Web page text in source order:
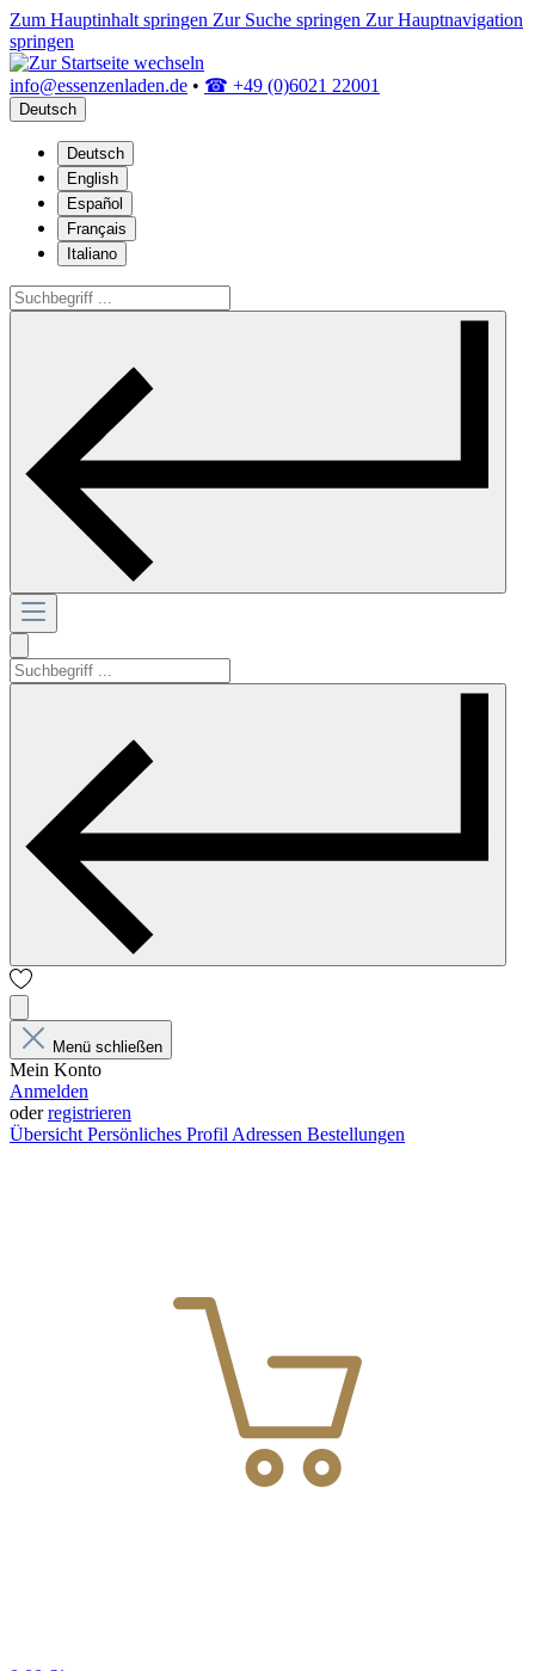
Zum Hauptinhalt springen Zur Suche springen Zur Hauptnavigation
springen
info@essenzenladen.de • ☎ +49 (0)6021 22001
Deutsch
Deutsch
English
Español
Français
Italiano
Menü schließen
Mein Konto
Anmelden
oderregistrieren
Übersicht Persönliches Profil Adressen Bestellungen